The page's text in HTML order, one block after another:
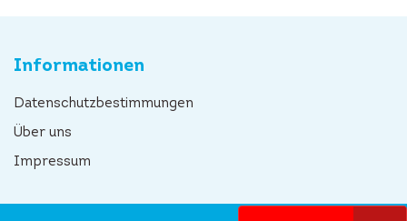
Informationen
Datenschutzbestimmungen
Über uns
Impressum